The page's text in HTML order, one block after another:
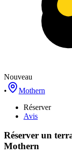
Nouveau
•
Mothern
Réserver
Avis
Réserver un
Mothern